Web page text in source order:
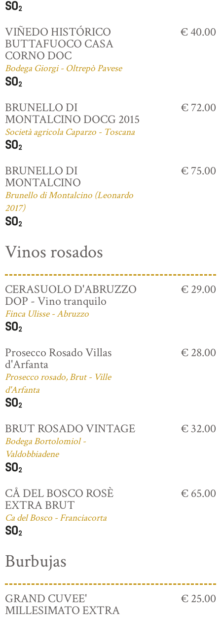
VIÑEDO HISTÓRICO
BUTTAFUOCO CASA
CORNO DOC
Bodega Giorgi - Oltrepò Pavese
€ 40.00
BRUNELLO DI
MONTALCINO DOCG 2015
Società agricola Caparzo - Toscana
€ 72.00
BRUNELLO DI
MONTALCINO
Brunello di Montalcino (Leonardo
2017)
€ 75.00
Vinos rosados
CERASUOLO D'ABRUZZO
DOP - Vino tranquilo
Finca Ulisse - Abruzzo
€ 29.00
Prosecco Rosado Villas
d'Arfanta
Prosecco rosado, Brut - Ville
d'Arfanta
€ 28.00
BRUT ROSADO VINTAGE
Bodega Bortolomiol -
Valdobbiadene
€ 32.00
CÅ DEL BOSCO ROSÈ
EXTRA BRUT
Ca del Bosco - Franciacorta
€ 65.00
Burbujas
GRAND CUVEE'
MILLESIMATO EXTRA
€ 25.00